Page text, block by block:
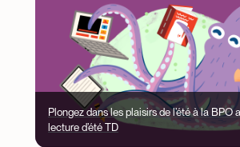
Plongez dans les plaisirs de l’été à la BPO
lecture d’été TD